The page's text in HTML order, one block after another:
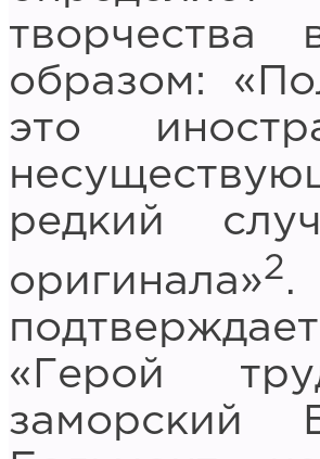
образом:
это
редкий
оригинала»2.
«Герой
заморский